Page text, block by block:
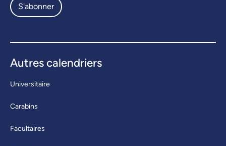
S'abonner
Autres calendriers
Universitaire
Carabins
Facultaires